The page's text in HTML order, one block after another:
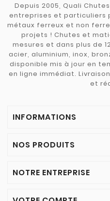
Depuis 2005, Quali
entreprises et particuliers
métaux ferreux et non
projets ! Chutes et
mesures et dans plus de
acier, aluminium, inox,
disponible mis à jour en
en ligne immédiat.
et
INFORMATIONS
NOS PRODUITS
NOTRE ENTREPRISE